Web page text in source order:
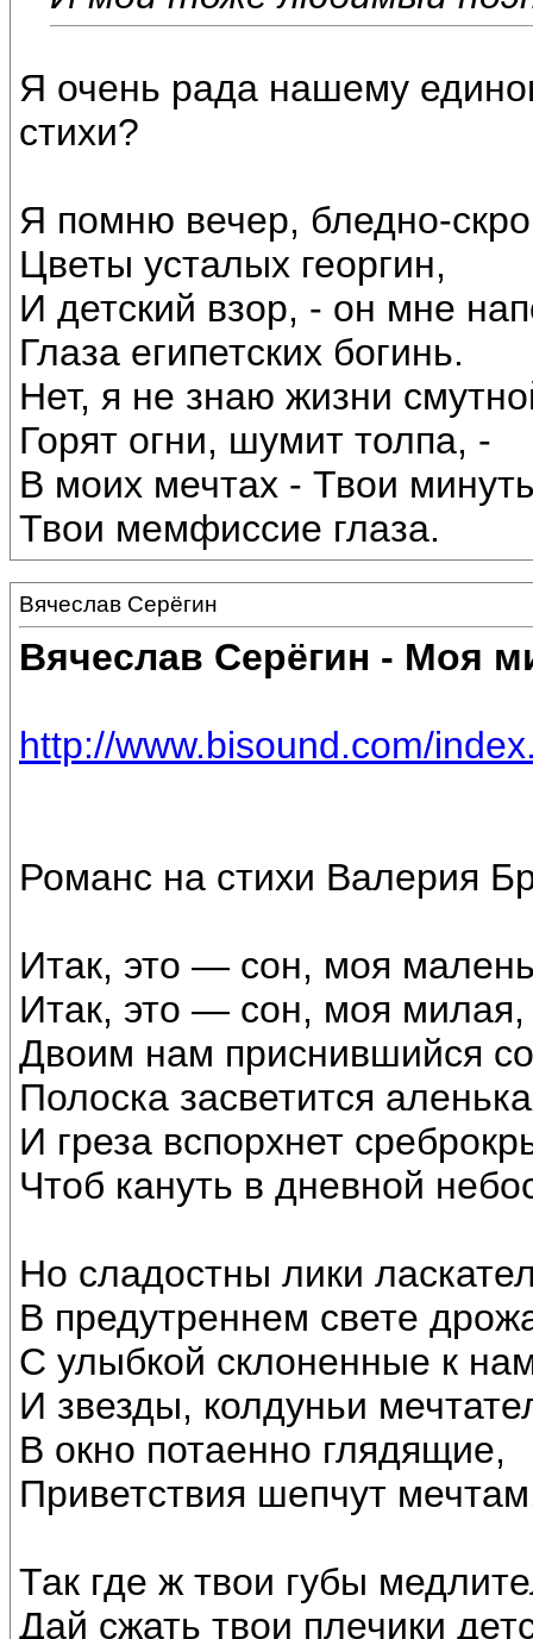
Я очень рада нашему
стихи?
Я помню вечер, бледно-
Цветы усталых георгин,
И детский взор, - он мне
Глаза египетских богинь.
Нет, я не знаю жизни
Горят огни, шумит толпа, -
В моих мечтах - Твои
Твои мемфиссие глаза.
Вячеслав Серёгин
Вячеслав Серёгин - Моя
http://www.bisound.com/
Романс на стихи Валерия
Итак, это — сон, моя
Итак, это — сон, моя милая,
Двоим нам приснившийся
Полоска засветится
И греза вспорхнет
Чтоб кануть в дневной
Но сладостны лики
В предутреннем свете
С улыбкой склоненные к
И звезды, колдуньи
В окно потаенно глядящие,
Приветствия шепчут
Так где ж твои губы
Дай сжать твои плечики